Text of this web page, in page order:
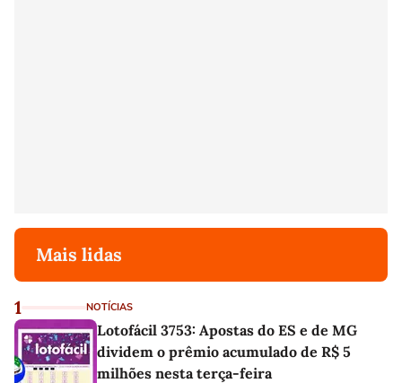
Mais lidas
1 NOTÍCIAS
Lotofácil 3753: Apostas do ES e de MG
dividem o prêmio acumulado de R$ 5
milhões nesta terça-feira